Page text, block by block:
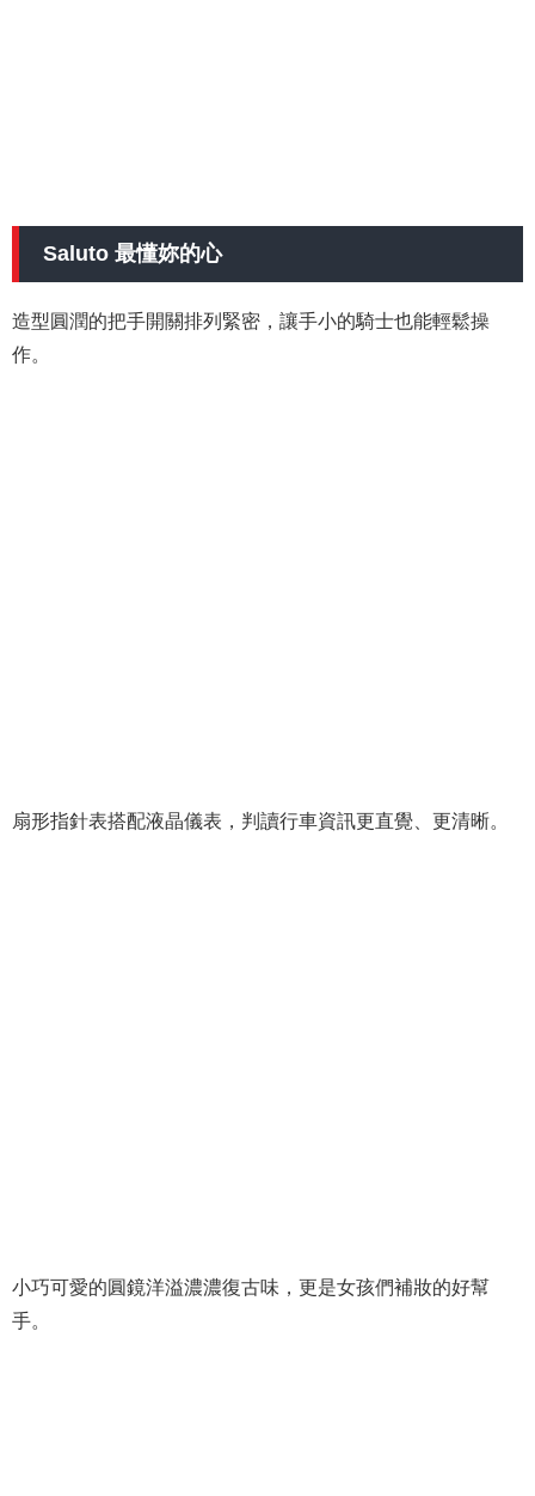
Saluto 最懂妳的心
造型圓潤的把手開關排列緊密，讓手小的騎士也能輕鬆操
作。
扇形指針表搭配液晶儀表，判讀行車資訊更直覺、更清晰。
小巧可愛的圓鏡洋溢濃濃復古味，更是女孩們補妝的好幫
手。